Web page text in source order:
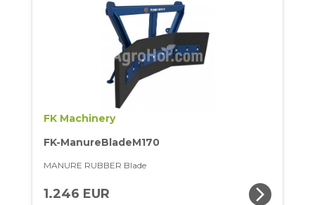
FK Machinery
FK-ManureBladeM170
MANURE RUBBER Blade
1.246 EUR arrow_forward_ios